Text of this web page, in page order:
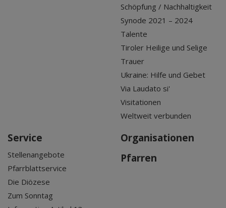
Schöpfung / Nachhaltigkeit
Synode 2021 – 2024
Talente
Tiroler Heilige und Selige
Trauer
Ukraine: Hilfe und Gebet
Via Laudato si'
Visitationen
Weltweit verbunden
Service
Stellenangebote
Pfarrblattservice
Die Diözese
Zum Sonntag
Organisationen
Pfarren